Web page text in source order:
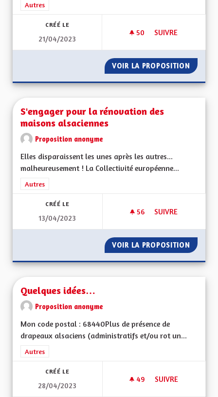
Filtrer les résultats de la catégorie : Autres
Autres
CRÉÉ LE
21/04/2023
50 50 ABONNÉS
SUIVRE
VOIR LA PROPOSITION
S'engager pour la rénovation des
maisons alsaciennes
Proposition anonyme
Elles disparaissent les unes après les autres...
malheureusement ! La Collectivité européenne...
Filtrer les résultats de la catégorie : Autres
Autres
CRÉÉ LE
13/04/2023
56 56 ABONNÉS
SUIVRE
VOIR LA PROPOSITION
Quelques idées…
Proposition anonyme
Mon code postal : 68440Plus de présence de
drapeaux alsaciens (administratifs et/ou rot un...
Filtrer les résultats de la catégorie : Autres
Autres
CRÉÉ LE
28/04/2023
49 49 ABONNÉS
SUIVRE